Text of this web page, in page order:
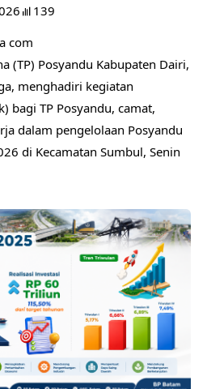
139
com
(TP) Posyandu Kabupaten Dairi,
menghadiri kegiatan
bagi TP Posyandu, camat,
dalam pengelolaan Posyandu
di Kecamatan Sumbul, Senin